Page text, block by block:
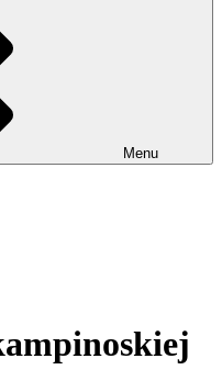
Menu